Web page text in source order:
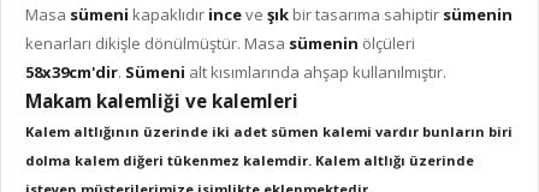
Masa sümeni kapaklıdır inceve şık bir tasarıma sahiptir sümenin
kenarları dikişle dönülmüştür. Masa sümenin ölçüleri
58x39cm'dir. Sümeni alt kısımlarında ahşap kullanılmıştır.
Makam kalemliği ve kalemleri
Kalem altlığının üzerinde iki adet sümen kalemi vardır bunların biri
dolma kalem diğeri tükenmez kalemdir. Kalem altlığı üzerinde